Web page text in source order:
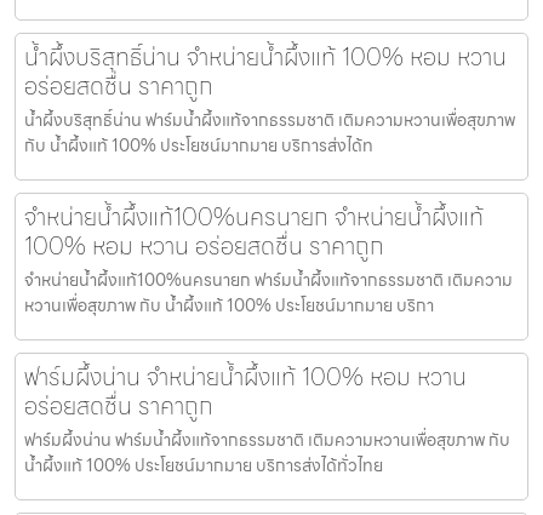
น้ำผึ้งบริสุทธิ์น่าน จำหน่ายน้ำผึ้งแท้ 100% หอม หวาน
อร่อยสดชื่น ราคาถูก
น้ำผึ้งบริสุทธิ์น่าน ฟาร์มน้ำผึ้งแท้จากธรรมชาติ เติมความหวานเพื่อสุขภาพ
กับ น้ำผึ้งแท้ 100% ประโยชน์มากมาย บริการส่งได้ท
จำหน่ายน้ำผึ้งแท้100%นครนายก จำหน่ายน้ำผึ้งแท้
100% หอม หวาน อร่อยสดชื่น ราคาถูก
จำหน่ายน้ำผึ้งแท้100%นครนายก ฟาร์มน้ำผึ้งแท้จากธรรมชาติ เติมความ
หวานเพื่อสุขภาพ กับ น้ำผึ้งแท้ 100% ประโยชน์มากมาย บริกา
ฟาร์มผึ้งน่าน จำหน่ายน้ำผึ้งแท้ 100% หอม หวาน
อร่อยสดชื่น ราคาถูก
ฟาร์มผึ้งน่าน ฟาร์มน้ำผึ้งแท้จากธรรมชาติ เติมความหวานเพื่อสุขภาพ กับ
น้ำผึ้งแท้ 100% ประโยชน์มากมาย บริการส่งได้ทั่วไทย